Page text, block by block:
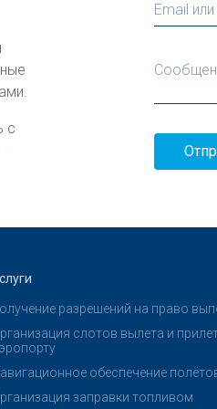
с
Email
разрешений на право
слотов вылета и
обеспечение
заправки топливом